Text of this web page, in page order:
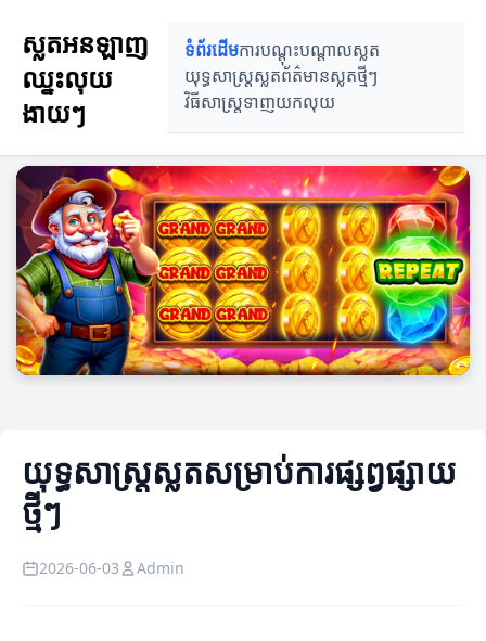
ស្លតអនឡាញ
ឈ្នះលុយ
ងាយៗ
ទំព័រដើមការបណ្តុះបណ្តាលស្លត
យុទ្ធសាស្ត្រស្លតព័ត៌មានស្លតថ្មីៗ
វិធីសាស្ត្រទាញយកលុយ
យុទ្ធសាស្ត្រស្លតសម្រាប់ការផ្សព្វផ្សាយ
ថ្មីៗ
2026-06-03 Admin